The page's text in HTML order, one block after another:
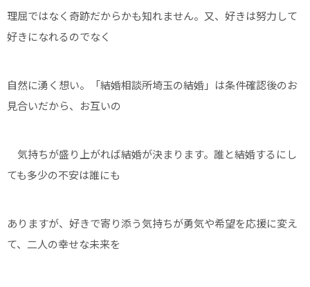
理屈ではなく奇跡だからかも知れません。又、好きは努力して
好きになれるのでなく
自然に湧く想い。「結婚相談所埼玉の結婚」は条件確認後のお
見合いだから、お互いの
気持ちが盛り上がれば結婚が決まります。誰と結婚するにし
ても多少の不安は誰にも
ありますが、好きで寄り添う気持ちが勇気や希望を応援に変え
て、二人の幸せな未来を